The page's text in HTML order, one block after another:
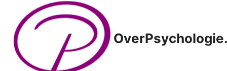
Doorgaan
inhoud